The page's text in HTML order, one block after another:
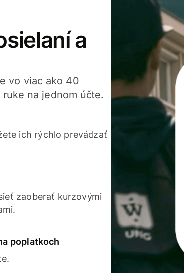
a
vo viac ako 40
na jednom účte.
ich rýchlo prevádzať
zaoberať kurzovými
poplatkoch